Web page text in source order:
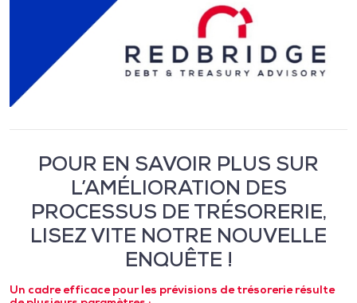
POUR EN SAVOIR PLUS SUR
L’AMÉLIORATION DES
PROCESSUS DE TRÉSORERIE,
LISEZ VITE NOTRE NOUVELLE
ENQUÊTE !
Un cadre efficace pour les prévisions de trésorerie résulte